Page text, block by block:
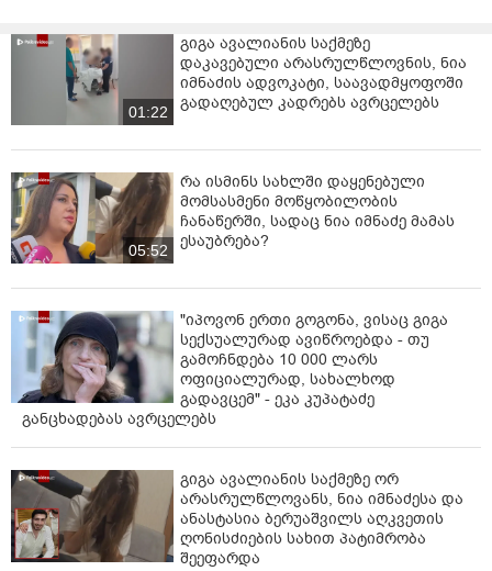
უნდა მშვიდობა”, - განაცხადა „ქართული ოცნების”
წევრმა ზურაბ აბაშიძემ.
თავის მხრივ, საკრებულოს თავმჯდომარე გიორგი
ტყემალაძემ ირაკლი ნადირაძის აღნიშნულ
განცხადებას დემაგოგია უწოდა.
01:22
გიგა ავალიანის საქმეზე
დაკავებული არასრულწლოვნის, ნია
იმნაძის ადვოკატი, საავადმყოფოში
გადაღებულ კადრებს ავრცელებს
05:52
რა ისმინს სახლში დაყენებული
მომსასმენი მოწყობილობის
ჩანაწერში, სადაც ნია იმნაძე მამას
ესაუბრება?
"იპოვონ ერთი გოგონა, ვისაც გიგა
სექსუალურად ავიწროებდა - თუ
გამოჩნდება 10 000 ლარს
ოფიციალურად, სახალხოდ
გადავცემ" - ეკა კუპატაძე
განცხადებას ავრცელებს
გიგა ავალიანის საქმეზე ორ
არასრულწლოვანს, ნია იმნაძესა და
ანასტასია ბერუაშვილს აღკვეთის
ღონისძიების სახით პატიმრობა
შეეფარდა